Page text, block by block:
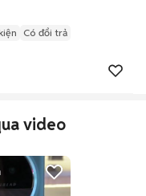
Có đổi trả
video